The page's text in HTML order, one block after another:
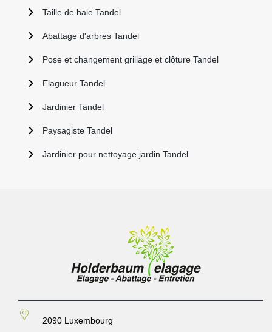
Taille de haie Tandel
Abattage d'arbres Tandel
Pose et changement grillage et clôture Tandel
Elagueur Tandel
Jardinier Tandel
Paysagiste Tandel
Jardinier pour nettoyage jardin Tandel
2090 Luxembourg